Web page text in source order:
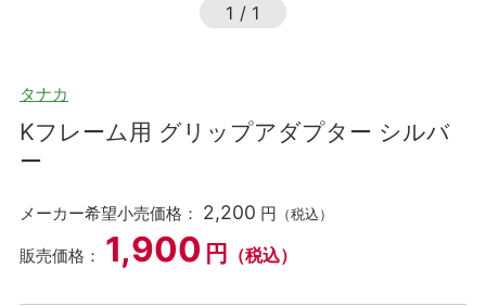
1 / 1
タナカ
Kフレーム用 グリップアダプター シルバ
ー
メーカー希望小売価格： 2,200 円 （税込）
販売価格： 1,900 円 （税込）